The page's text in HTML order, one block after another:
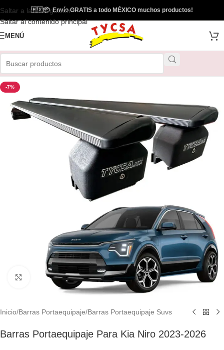
Saltar a la navegación
Saltar al contenido principal
🇲🇽📦Envío GRATIS a todo MÉXICO muchos productos!
MENÚ
Envío Gratis
-7%
Clic para ampliar
Inicio/Barras Portaequipaje/Barras Portaequipaje Suvs
Barras Portaequipaje Para Kia Niro 2023-2026